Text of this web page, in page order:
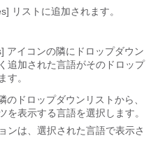
リストに追加されます。
アイコンの隣にドロップダウン
追加された言語がそのドロップ
す。
のドロップダウンリストから、
を表示する言語を選択します。
ンは、選択された言語で表示さ